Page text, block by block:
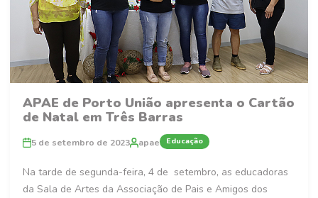
APAE de Porto União apresenta o Cartão
de Natal em Três Barras
5 de setembro de 2023 apae Educação
Na tarde de segunda-feira, 4 de setembro, as educadoras
da Sala de Artes da Associação de Pais e Amigos dos